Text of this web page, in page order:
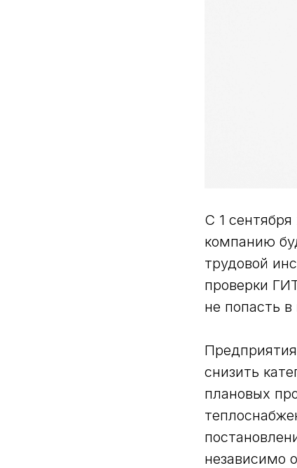
С 1
компанию
трудовой
проверки
не попасть
снизить
плановых
независимо